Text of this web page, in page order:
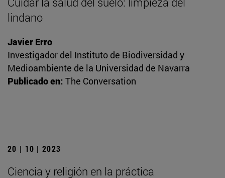
lindano
Javier Erro
Investigador del Instituto de Biodiversidad y
Medioambiente de la Universidad de Navarra
Publicado en: The Conversation
20 | 10 | 2023
Ciencia y religión en la práctica